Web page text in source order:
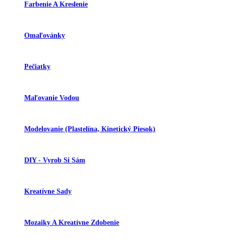
Farbenie A Kreslenie
Omaľovánky
Pečiatky
Maľovanie Vodou
Modelovanie (plastelína, Kinetický Piesok)
DIY - Vyrob Si Sám
Kreatívne Sady
Mozaiky A Kreatívne Zdobenie